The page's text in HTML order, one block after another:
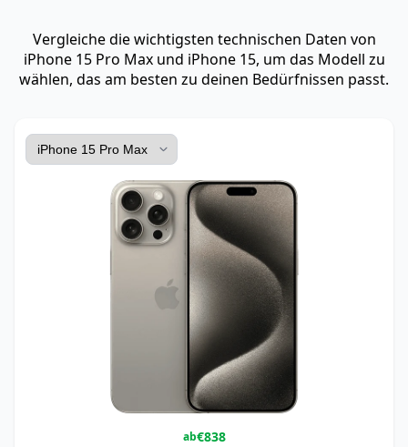
Vergleiche die wichtigsten technischen Daten von
iPhone 15 Pro Max und iPhone 15, um das Modell zu
wählen, das am besten zu deinen Bedürfnissen passt.
ab€838